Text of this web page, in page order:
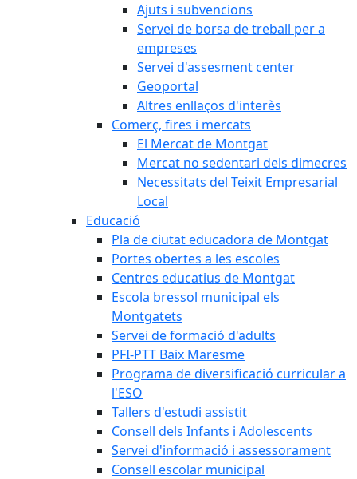
Ajuts i subvencions
Servei de borsa de treball per a
empreses
Servei d'assesment center
Geoportal
Altres enllaços d'interès
Comerç, fires i mercats
El Mercat de Montgat
Mercat no sedentari dels dimecres
Necessitats del Teixit Empresarial
Local
Educació
Pla de ciutat educadora de Montgat
Portes obertes a les escoles
Centres educatius de Montgat
Escola bressol municipal els
Montgatets
Servei de formació d'adults
PFI-PTT Baix Maresme
Programa de diversificació curricular a
l'ESO
Tallers d'estudi assistit
Consell dels Infants i Adolescents
Servei d'informació i assessorament
Consell escolar municipal